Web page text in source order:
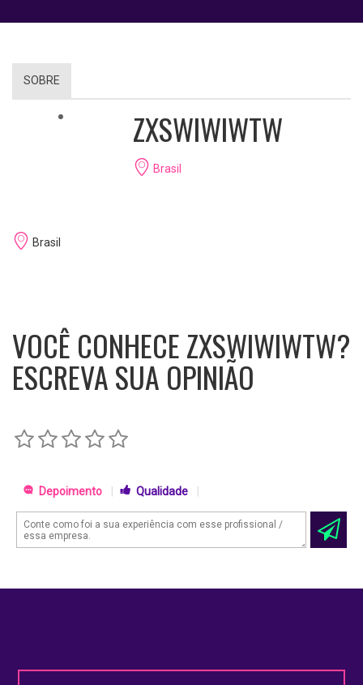
SOBRE
ZXSWIWIWTW
Brasil
Brasil
VOCÊ CONHECE ZXSWIWIWTW?
ESCREVA SUA OPINIÃO
Depoimento Qualidade